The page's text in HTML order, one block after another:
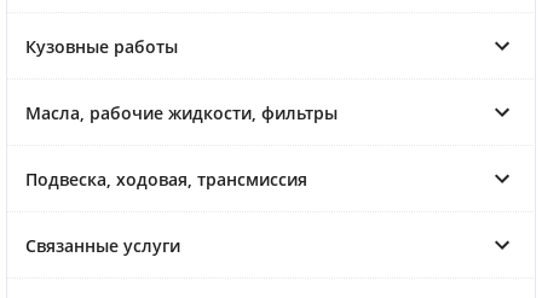
Кузовные работы
Масла, рабочие жидкости, фильтры
Подвеска, ходовая, трансмиссия
Связанные услуги